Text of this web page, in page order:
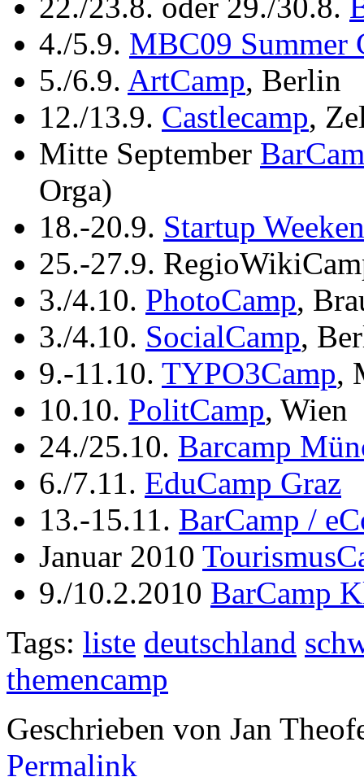
4./5.9. MBC09 Summer
5./6.9. ArtCamp, Berlin
12./13.9. Castlecamp,
Mitte September
Orga)
18.-20.9. Startup
25.-27.9.
3./4.10. PhotoCamp,
3./4.10. SocialCamp,
9.-11.10. TYPO3Camp,
10.10. PolitCamp, Wien
24./25.10. Barcamp
6./7.11. EduCamp Graz
13.-15.11. BarCamp /
Januar 2010
9./10.2.2010 BarCamp
Tags: liste deutschland
themencamp
Geschrieben von Jan
Permalink